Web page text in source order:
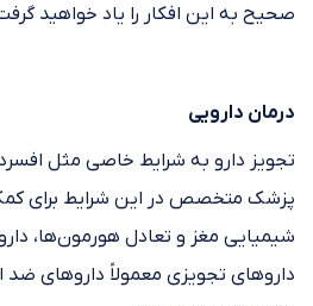
صحیح به این افکار را یاد خواهید
درمان دارویی
پزشک متخصص در این شرایط برای
شیمیایی مغز و تعادل هورمون‌ها،
داروهای تجویزی معمولاً داروهای ضد